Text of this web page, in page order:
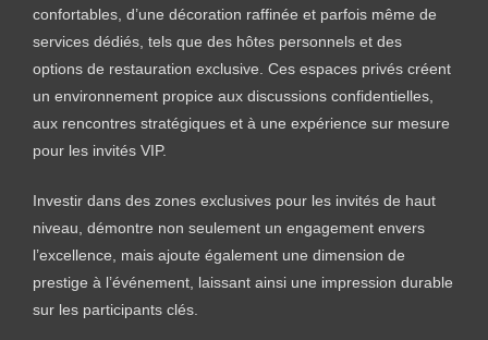
confortables, d’une décoration raffinée et parfois même de
services dédiés, tels que des hôtes personnels et des
options de restauration exclusive. Ces espaces privés créent
un environnement propice aux discussions confidentielles,
aux rencontres stratégiques et à une expérience sur mesure
pour les invités VIP.
Investir dans des zones exclusives pour les invités de haut
niveau, démontre non seulement un engagement envers
l’excellence, mais ajoute également une dimension de
prestige à l’événement, laissant ainsi une impression durable
sur les participants clés.